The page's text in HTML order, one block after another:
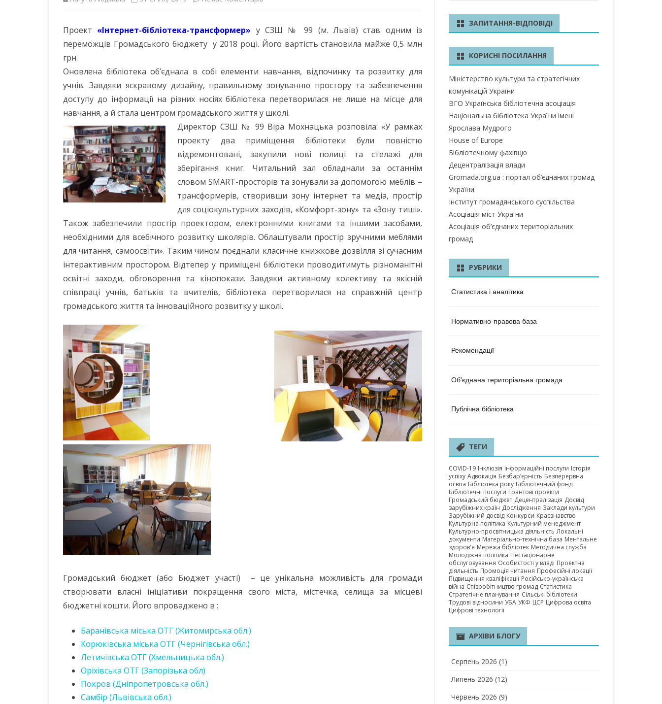
ДОНЕЦЬКА ОБЛАСТЬ
ЖИТОМИРСЬКА ОБЛАСТЬ
ЗАКАРПАТСЬКА ОБЛАСТЬ
ЗАПОРІЗЬКА ОБЛАСТЬ
ІВАНО-ФРАНКІВСЬКА ОБЛАСТЬ
КИЇВСЬКА ОБЛАСТЬ
КІРОВОГРАДСЬКА ОБЛАСТЬ
ЛУГАНСЬКА ОБЛАСТЬ
ЛЬВІВСЬКА ОБЛАСТЬ
МИКОЛАЇВСЬКА ОБЛАСТЬ
ОДЕСЬКА ОБЛАСТЬ
ПОЛТАВСЬКА ОБЛАСТЬ
РІВНЕНСЬКА ОБЛАСТЬ
ТЕРНОПІЛЬСЬКА ОБЛАСТЬ
ХАРКІВСЬКА ОБЛАСТЬ
ХЕРСОНСЬКА ОБЛАСТЬ
ХМЕЛЬНИЦЬКА ОБЛАСТЬ
ЧЕРКАСЬКА ОБЛАСТЬ
ЧЕРНІВЕЦЬКА ОБЛАСТЬ
ЧЕРНІГІВСЬКА ОБЛАСТЬ
Громадського
бюджету
Проект «Інтернет-бібліотека-трансформер» у СЗШ № 99 (м. Львів) став одним із
переможців Громадського бюджету у 2018 році. Його вартість становила майже 0,5 млн
грн.
Оновлена бібліотека об’єднала в собі елементи навчання, відпочинку та розвитку для
учнів. Завдяки яскравому дизайну, правильному зонуванню простору та забезпечення
доступу до інформації на різних носіях бібліотека перетворилася не лише на місце для
навчання, а й стала центром громадського життя у школі.
Директор СЗШ № 99 Віра Мохнацька розповіла: «У рамках
проекту два приміщення бібліотеки були повністю
відремонтовані, закупили нові полиці та стелажі для
зберігання книг. Читальний зал обладнали за останнім
словом SMART-просторів та зонували за допомогою меблів –
трансформерів, створивши зону інтернет та медіа, простір
для соціокультурних заходів, «Комфорт-зону» та «Зону тиші».
Також забезпечили простір проектором, електронними книгами та іншими засобами,
необхідними для всебічного розвитку школярів. Облаштували простір зручними меблями
для читання, самоосвіти». Таким чином поєднали класичне книжкове дозвілля зі сучасним
інтерактивним простором. Відтепер у приміщені бібліотеки проводитимуть різноманітні
освітні заходи, обговорення та кінопокази. Завдяки активному колективу та якісній
співпраці учнів, батьків та вчителів, бібліотека перетворилася на справжній центр
громадського життя та інноваційного розвитку у школі.
Громадський бюджет (або Бюджет участі) – це унікальна можливість для громади
створювати власні ініціативи покращення свого міста, містечка, селища за місцеві
бюджетні кошти. Його впроваджено в :
Баранівська міська ОТГ (Житомирська обл.)
Корюківська міська ОТГ (Чернігівська обл.)
Летичівська ОТГ (Хмельницька обл.)
Оріхівська ОТГ (Запорізька обл)
Покров (Дніпропетровська обл.)
Самбір (Львівська обл.)
к
ЗАПИТАННЯ-ВІДПОВІДІ
КОРИСНІ ПОСИЛАННЯ
Міністерство культури та стратегічних
комунікацій України
ВГО Українська бібліотечна асоціація
Національна бібліотека України імені
Ярослава Мудрого
House of Europe
Бібліотечному фахівцю
Децентралізація влади
Gromada.org.ua : портал об’єднаних громад
України
Інститут громадянського суспільства
Асоціація міст України
Асоціація об’єднаних територіальних
громад
РУБРИКИ
Статистика і аналітика
Нормативно-правова база
Рекомендації
Об'єднана територіальна громада
Публічна бібліотека
ТЕГИ
COVID-19 Інклюзія Інформаційні послуги Історія
успіху Адвокація Безбар’єрність Безперервна
освіта Бібліотека року Бібліотечний фонд
Бібліотечні послуги Грантові проекти
Громадський бюджет Децентралізація Досвід
зарубіжних країн Дослідження Заклади культури
Зарубіжний досвід Конкурси Краєзнавство
Культурна політика Культурний менеджмент
Культурно-просвітницька діяльність Локальні
документи Матеріально-технічна база Ментальне
здоров'я Мережа бібліотек Методична служба
Молодіжна політика Нестаціонарне
обслуговування Особистості у владі Проектна
діяльність Промоція читання Професійні локації
Підвищення кваліфікації Російсько-українська
війна Співробітництво громад Статистика
Стратегічне планування Сільські бібліотеки
Трудові відносини УБА УКФ ЦСР Цифрова освіта
Цифрові технології
АРХІВИ БЛОГУ
Серпень 2026 (1)
Липень 2026 (12)
Червень 2026 (9)